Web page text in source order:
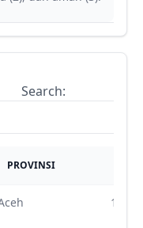
Search:
PROVINSI
11